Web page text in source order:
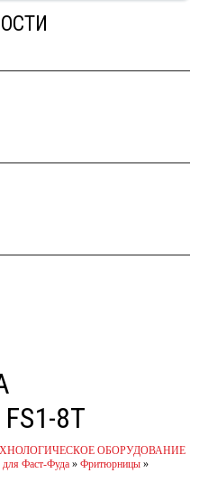
8T
ОБОРУДОВАНИЕ
для Фаст-Фуда » Фритюрницы »